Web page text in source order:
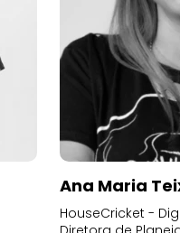
Ana Maria
HouseCricket -